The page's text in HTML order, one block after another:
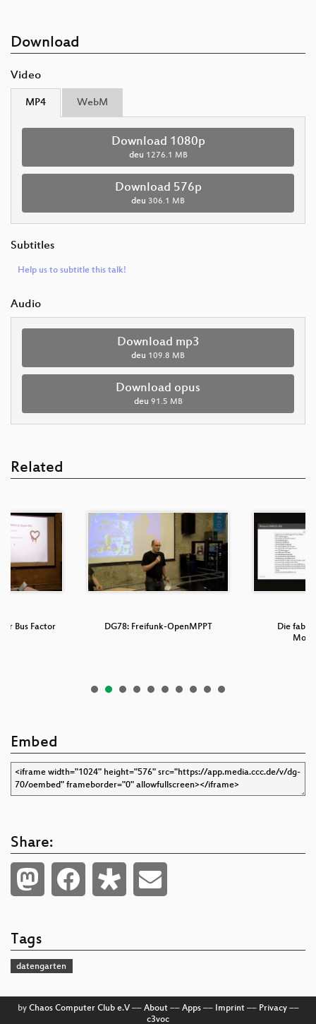
Download
Video
MP4 WebM
Download 1080p
deu 1276.1 MB
Download 576p
deu 306.1 MB
Subtitles
Help us to subtitle this talk!
Audio
Download mp3
deu 109.8 MB
Download opus
deu 91.5 MB
Related
Bus Factor DG78: Freifunk-OpenMPPT
Die
Embed
Share:
Tags
datengarten
by Chaos Computer Club e.V–– About–– Apps–– Imprint–– Privacy––
c3voc